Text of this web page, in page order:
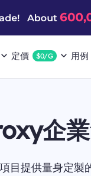
定價 $0/G 用例
企
提供量身定製